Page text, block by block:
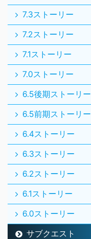
7.3ストーリー
7.2ストーリー
7.1ストーリー
7.0ストーリー
6.5後期ストーリー
6.5前期ストーリー
6.4ストーリー
6.3ストーリー
6.2ストーリー
6.1ストーリー
6.0ストーリー
サブクエスト